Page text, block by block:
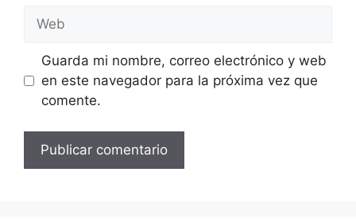
Web
Guarda mi nombre, correo electrónico y web
en este navegador para la próxima vez que
comente.